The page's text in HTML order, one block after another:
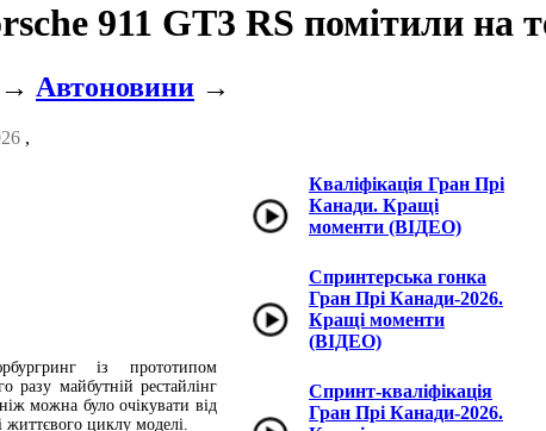
911 GT3 RS помітили
→ Автоновини →
,
із прототипом
разу майбутній рестайлінг
можна було очікувати від
циклу моделі.
Кваліфікація Гран Прі
Канади. Кращі
моменти (ВІДЕО)
Спринтерська гонка
Гран Прі Канади-2026.
Кращі моменти
(ВІДЕО)
Спринт-кваліфікація
Гран Прі Канади-2026.